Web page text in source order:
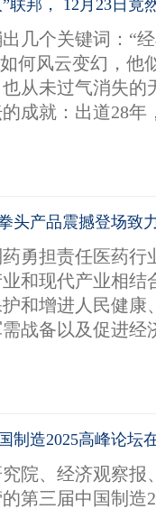
联邦， 12月23日竟
几个关键词：“
何风云变幻，他
从未过气消失的
成就：出道28年
头产品震撼登场致
勇担责任医药行
和现代产业相结
和增进人民健康
战备以及促进经
制造2025高峰论坛
院、经济观察报
第三届中国制造